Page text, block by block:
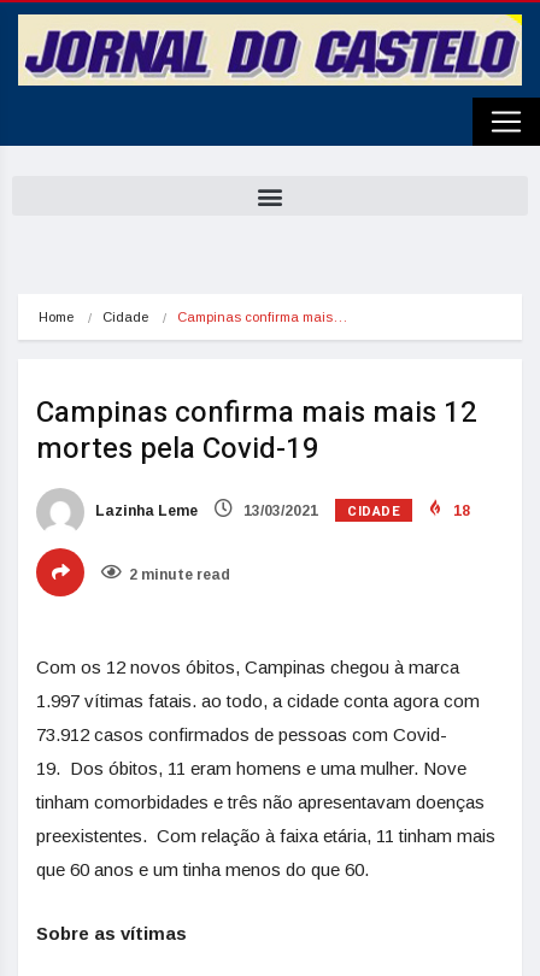
Home Cidade Campinas confirma mais…
Campinas confirma mais mais 12
mortes pela Covid-19
Lazinha Leme 13/03/2021 CIDADE 18
2 minute read
Com os 12 novos óbitos, Campinas chegou à marca
1.997 vítimas fatais. ao todo, a cidade conta agora com
73.912 casos confirmados de pessoas com Covid-
19. Dos óbitos, 11 eram homens e uma mulher. Nove
tinham comorbidades e três não apresentavam doenças
preexistentes. Com relação à faixa etária, 11 tinham mais
que 60 anos e um tinha menos do que 60.
Sobre as vítimas